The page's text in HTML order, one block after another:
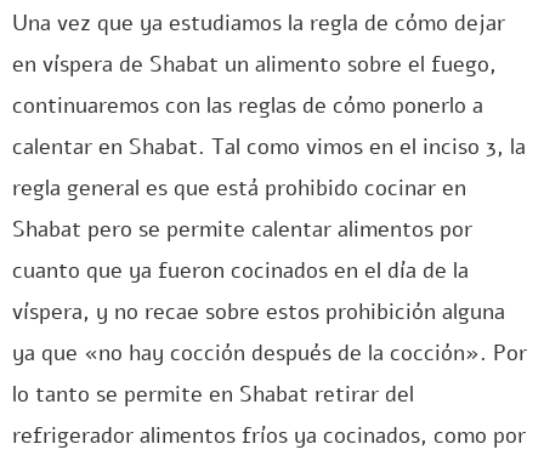
Una vez que ya estudiamos la regla de cómo dejar
en víspera de Shabat un alimento sobre el fuego,
continuaremos con las reglas de cómo ponerlo a
calentar en Shabat. Tal como vimos en el inciso 3, la
regla general es que está prohibido cocinar en
Shabat pero se permite calentar alimentos por
cuanto que ya fueron cocinados en el día de la
víspera, y no recae sobre estos prohibición alguna
ya que «no hay cocción después de la cocción». Por
lo tanto se permite en Shabat retirar del
refrigerador alimentos fríos ya cocinados, como por